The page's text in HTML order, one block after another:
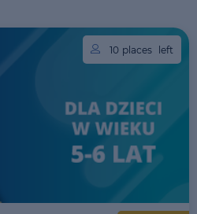
10 places left